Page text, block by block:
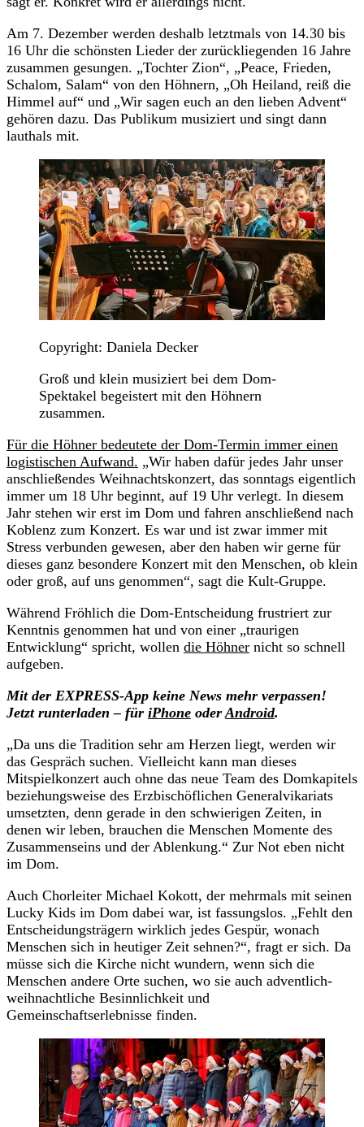
Am 7. Dezember werden deshalb letztmals von 14.30 bis
16 Uhr die schönsten Lieder der zurückliegenden 16 Jahre
zusammen gesungen. „Tochter Zion“, „Peace, Frieden,
Schalom, Salam“ von den Höhnern, „Oh Heiland, reiß die
Himmel auf“ und „Wir sagen euch an den lieben Advent“
gehören dazu. Das Publikum musiziert und singt dann
lauthals mit.
Copyright: Daniela Decker
Groß und klein musiziert bei dem Dom-
Spektakel begeistert mit den Höhnern
zusammen.
Für die Höhner bedeutete der Dom-Termin immer einen
logistischen Aufwand. „Wir haben dafür jedes Jahr unser
anschließendes Weihnachtskonzert, das sonntags eigentlich
immer um 18 Uhr beginnt, auf 19 Uhr verlegt. In diesem
Jahr stehen wir erst im Dom und fahren anschließend nach
Koblenz zum Konzert. Es war und ist zwar immer mit
Stress verbunden gewesen, aber den haben wir gerne für
dieses ganz besondere Konzert mit den Menschen, ob klein
oder groß, auf uns genommen“, sagt die Kult-Gruppe.
Während Fröhlich die Dom-Entscheidung frustriert zur
Kenntnis genommen hat und von einer „traurigen
Entwicklung“ spricht, wollen die Höhner nicht so schnell
aufgeben.
Mit der EXPRESS-App keine News mehr verpassen!
Jetzt runterladen – für iPhone oder Android.
„Da uns die Tradition sehr am Herzen liegt, werden wir
das Gespräch suchen. Vielleicht kann man dieses
Mitspielkonzert auch ohne das neue Team des Domkapitels
beziehungsweise des Erzbischöflichen Generalvikariats
umsetzten, denn gerade in den schwierigen Zeiten, in
denen wir leben, brauchen die Menschen Momente des
Zusammenseins und der Ablenkung.“ Zur Not eben nicht
im Dom.
Auch Chorleiter Michael Kokott, der mehrmals mit seinen
Lucky Kids im Dom dabei war, ist fassungslos. „Fehlt den
Entscheidungsträgern wirklich jedes Gespür, wonach
Menschen sich in heutiger Zeit sehnen?“, fragt er sich. Da
müsse sich die Kirche nicht wundern, wenn sich die
Menschen andere Orte suchen, wo sie auch adventlich-
weihnachtliche Besinnlichkeit und
Gemeinschaftserlebnisse finden.